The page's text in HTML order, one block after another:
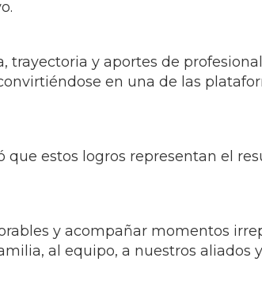
de 15 años vistiendo sueños.
que captó la atención de los
de Novias de ofrecer más
de Novias también fue
Dominicana 2026,
y aportes de